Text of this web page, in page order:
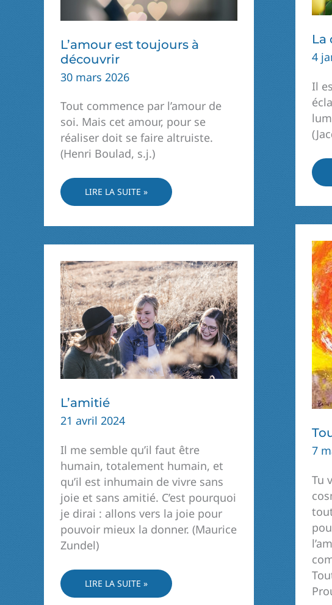
L’amour est toujours à
découvrir
30 mars 2026
Tout commence par l’amour de
soi. Mais cet amour, pour se
réaliser doit se faire altruiste.
(Henri Boulad, s.j.)
L’AMOUR
EST
LIRE LA SUITE »
La
4
Il
7
Tu
L’amitié
21 avril 2024
Il me semble qu’il faut être
humain, totalement humain, et
qu’il est inhumain de vivre sans
joie et sans amitié. C’est pourquoi
je dirai : allons vers la joie pour
pouvoir mieux la donner. (Maurice
Zundel)
L’AMITIÉ
LIRE LA SUITE »